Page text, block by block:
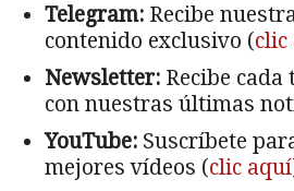
Telegram: Recibe
contenido exclusivo (clic
Newsletter: Recibe
con nuestras últimas
YouTube: Suscríbete
mejores vídeos (clic aquí